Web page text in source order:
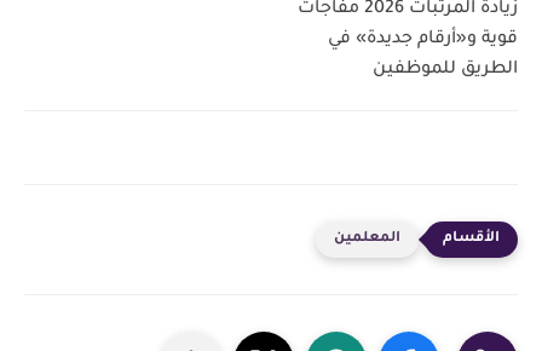
زيادة المرتبات 2026 مفاجآت
قوية و«أرقام جديدة» في
الطريق للموظفين
المعلمين